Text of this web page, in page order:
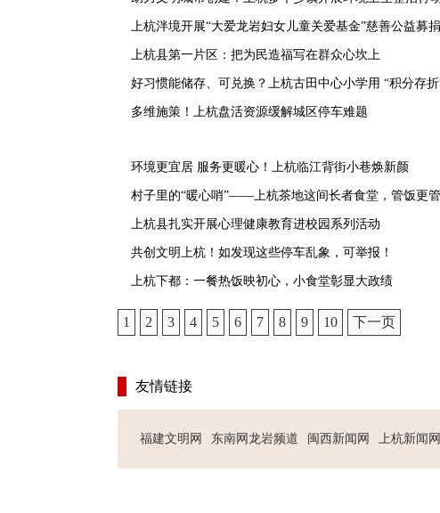
上杭泮境开展“大爱龙岩妇女儿童关爱基金”慈善公益募
上杭县第一片区：把为民造福写在群众心坎上
好习惯能储存、可兑换？上杭古田中心小学用 “积分存
多维施策！上杭盘活资源缓解城区停车难题
环境更宜居 服务更暖心！上杭临江背街小巷焕新颜
村子里的“暖心哨”——上杭茶地这间长者食堂，管饭更管
上杭县扎实开展心理健康教育进校园系列活动
共创文明上杭！如发现这些停车乱象，可举报！
上杭下都：一餐热饭映初心，小食堂彰显大政绩
1 2 3 4 5 6 7 8 9 10 下一页
友情链接
福建文明网 东南网龙岩频道 闽西新闻网 上杭新闻网